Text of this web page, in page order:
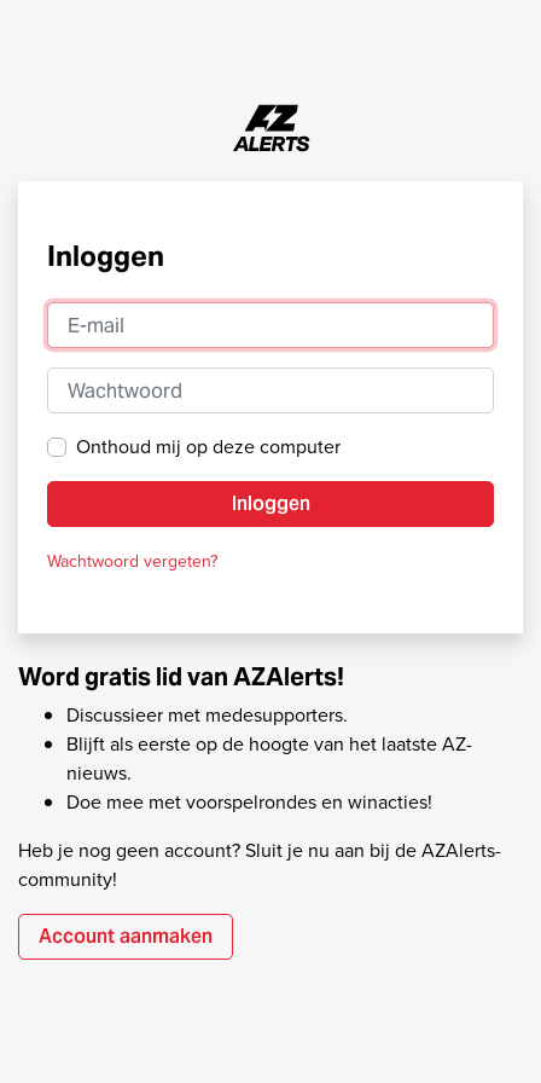
Inloggen
E-mail
Wachtwoord
Onthoud mij op deze computer
Inloggen
Wachtwoord vergeten?
Word gratis lid van AZAlerts!
Discussieer met medesupporters.
Blijft als eerste op de hoogte van het laatste AZ-
nieuws.
Doe mee met voorspelrondes en winacties!
Heb je nog geen account? Sluit je nu aan bij de AZAlerts-
community!
Account aanmaken